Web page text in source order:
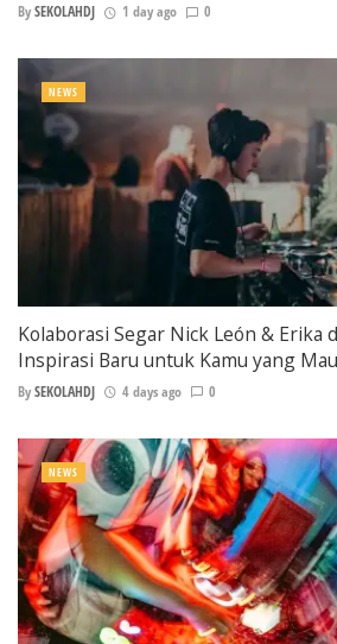
BySEKOLAHDJ 1 day ago 0
Kolaborasi Segar Nick León & Erika
Inspirasi Baru untuk Kamu yang
BySEKOLAHDJ 4 days ago 0
NEWS
NEWS